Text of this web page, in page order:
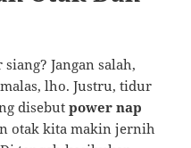
Jangan salah,
lho. Justru, tidur
disebutpower nap
otak kita makin jernih